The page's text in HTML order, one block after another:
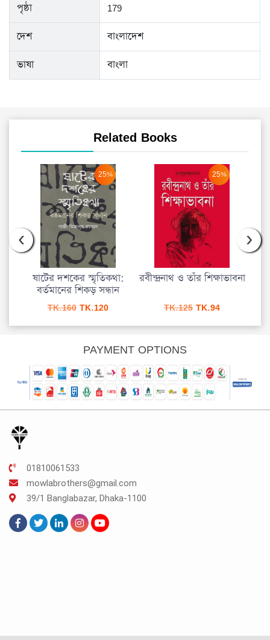
পৃষ্ঠা 179
দেশ বাংলাদেশ
ভাষা বাংলা
Related Books
25%
ষাটের দশকের স্মৃতিকথা:
বর্তমানের শিকড় সন্ধান
TK.160 Original
was:
TK.160.
TK.120Current
is:
TK.120.
25%
রবীন্দ্রনাথ ও তাঁর শিক্ষাভাবনা
TK.125 Original
was:
TK.94Current
is:
‹ ›
PAYMENT OPTIONS
01810061533
mowlabrothers@gmail.com
39/1 Banglabazar, Dhaka-1100